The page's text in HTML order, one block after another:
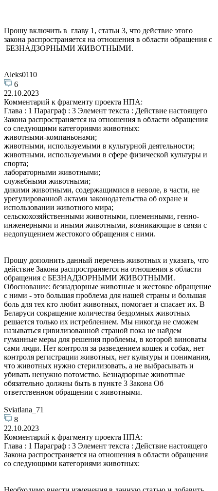
Прошу включить в главу 1, статьи 3, что действие этого
закона распространяется на отношения в области обращения с
БЕЗНАДЗОРНЫМИ ЖИВОТНЫМИ.
Aleks0110
6
22.10.2023
Комментарий к фрагменту проекта НПА:
Глава : 1 Параграф : 3 Элемент текста : Действие настоящего
Закона распространяется на отношения в области обращения
со следующими категориями животных:
животными-компаньонами;
животными, используемыми в культурной деятельности;
животными, используемыми в сфере физической культуры и
спорта;
лабораторными животными;
служебными животными;
дикими животными, содержащимися в неволе, в части, не
урегулированной актами законодательства об охране и
использовании животного мира;
сельскохозяйственными животными, племенными, генно-
инженерными и иными животными, возникающие в связи с
недопущением жестокого обращения с ними.
Прошу дополнить данный перечень животных и указать, что
действие Закона распространяется на отношения в области
обращения с БЕЗНАДЗОРНЫМИ ЖИВОТНЫМИ.
Обоснование: безнадзорные животные и жестокое обращение
с ними - это большая проблема для нашей страны и большая
боль для тех кто любит животных, помогает и спасает их. В
Беларуси сокращение количества бездомных животных
решается только их истреблением. Мы никогда не сможем
называться цивилизованной страной пока не найдем
гуманные меры для решения проблемы, в которой виноваты
сами люди. Нет контроля за разведением кошек и собак, нет
контроля регистрации животных, нет культуры и понимания,
что животных нужно стерилизовать, а не выбрасывать и
убивать ненужно потомство. Безнадзорные животные
обязательно должны быть в пункте 3 Закона Об
ответственном обращении с животными.
Sviatlana_71
8
22.10.2023
Комментарий к фрагменту проекта НПА:
Глава : 1 Параграф : 3 Элемент текста : Действие настоящего
Закона распространяется на отношения в области обращения
со следующими категориями животных: